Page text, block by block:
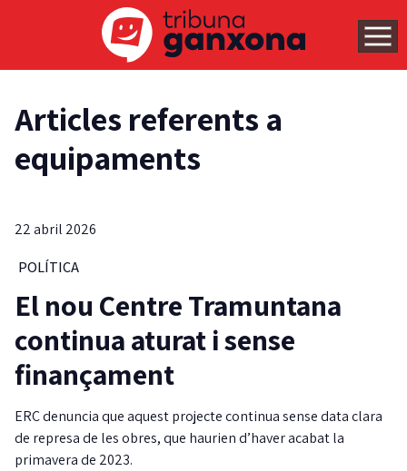
Articles referents a
equipaments
22 abril 2026
POLÍTICA
El nou Centre Tramuntana
continua aturat i sense
finançament
ERC denuncia que aquest projecte continua sense data clara
de represa de les obres, que haurien d’haver acabat la
primavera de 2023.